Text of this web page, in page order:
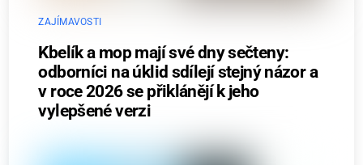
ZAJÍMAVOSTI
Kbelík a mop mají své dny sečteny:
odborníci na úklid sdílejí stejný názor a
v roce 2026 se přiklánějí k jeho
vylepšené verzi